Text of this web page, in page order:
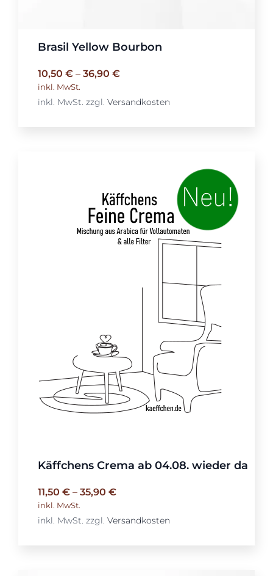
Brasil Yellow Bourbon
10,50 €– 36,90 €
inkl. MwSt.
inkl. MwSt. zzgl. Versandkosten
Käffchens Crema ab 04.08. wieder da
11,50 €– 35,90 €
inkl. MwSt.
inkl. MwSt. zzgl. Versandkosten